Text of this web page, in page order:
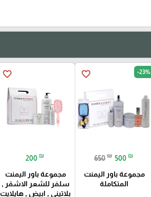
favorite_border -23%
650 ₪ 500 ₪
مجموعة باور اليمنت
المتكاملة
favorite_border
200 ₪
مجموعة باور اليمنت
سلفر للشعر الاشقر ,
بلاتيني , ابيض , هايلايت